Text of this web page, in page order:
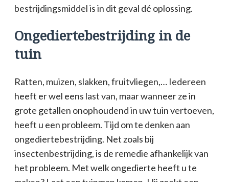
bestrijdingsmiddel is in dit geval dé oplossing.
Ongediertebestrijding in de
tuin
Ratten, muizen, slakken, fruitvliegen,… Iedereen
heeft er wel eens last van, maar wanneer ze in
grote getallen onophoudend in uw tuin vertoeven,
heeft u een probleem. Tijd om te denken aan
ongediertebestrijding. Net zoals bij
insectenbestrijding, is de remedie afhankelijk van
het probleem. Met welk ongedierte heeft u te